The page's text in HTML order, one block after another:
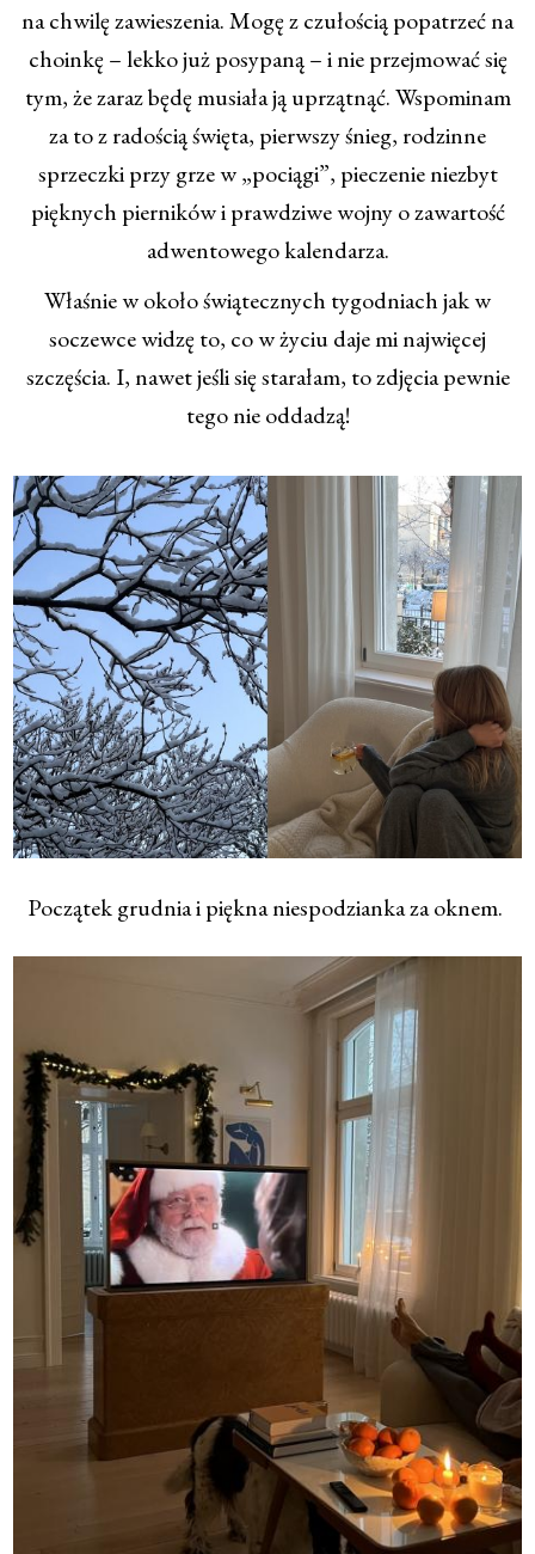
na chwilę zawieszenia. Mogę z czułością popatrzeć na
choinkę – lekko już posypaną – i nie przejmować się
tym, że zaraz będę musiała ją uprzątnąć. Wspominam
za to z radością święta, pierwszy śnieg, rodzinne
sprzeczki przy grze w „pociągi”, pieczenie niezbyt
pięknych pierników i prawdziwe wojny o zawartość
adwentowego kalendarza.
Właśnie w około świątecznych tygodniach jak w
soczewce widzę to, co w życiu daje mi najwięcej
szczęścia. I, nawet jeśli się starałam, to zdjęcia pewnie
tego nie oddadzą!
Początek grudnia i piękna niespodzianka za oknem.